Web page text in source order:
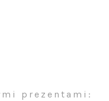
prezentami: